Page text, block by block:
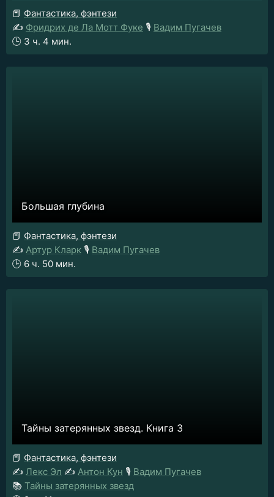
📕 Фантастика, фэнтези
✍️ Фридрих де Ла Мотт Фуке 🎙️ Вадим Пугачев
🕒 3 ч. 4 мин.
Большая глубина
📕 Фантастика, фэнтези
✍️ Артур Кларк 🎙️ Вадим Пугачев
🕒 6 ч. 50 мин.
Тайны затерянных звезд. Книга 3
📕 Фантастика, фэнтези
✍️ Лекс Эл ✍️ Антон Кун 🎙️ Вадим Пугачев
📚 Тайны затерянных звезд